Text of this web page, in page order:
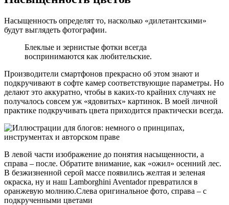
Насыщенность определят то, насколько «дилетантскими»
будут выглядеть фотографии.
Блеклые и зернистые фотки всегда
воспринимаются как любительские.
Производители смартфонов прекрасно об этом знают и
подкручивают в софте камер соответствующие параметры. Но
делают это аккуратно, чтобы в каких-то крайних случаях не
получалось совсем уж «ядовитых» картинок. В моей личной
практике подкручивать цвета приходится практически всегда.
В левой части изображение до понятия насыщенности, а
справа – после. Обратите внимание, как «ожил» осенний лес.
В безжизненной серой массе появились желтая и зеленая
окраска, ну и наш Lamborghini Aventador превратился в
оранжевую молнию.Слева оригинальное фото, справа – с
подкрученными цветами